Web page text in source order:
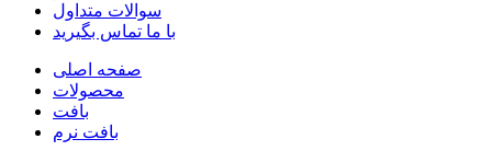
سوالات متداول
با ما تماس بگیرید
صفحه اصلی
محصولات
بافت
بافت نرم